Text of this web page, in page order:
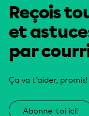
Reçois
et
par
Ça va t’aider, promis!
Abonne-toi ici!